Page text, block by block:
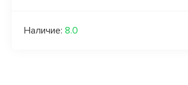
Наличие: 8.0